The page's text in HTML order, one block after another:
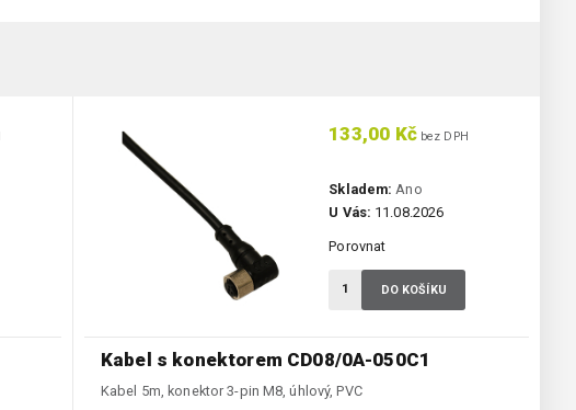
Kabel s konektorem CD08/0A-050C1
Kabel 5m, konektor 3-pin M8, úhlový, PVC
133,00 Kčbez DPH
Skladem: Ano
U Vás: 11.08.2026
Porovnat
DO KOŠÍKU